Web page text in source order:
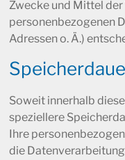
Zwecke und Mittel
personenbezogenen
Adressen o. Ä.)
Soweit innerhalb
speziellere
Ihre
die